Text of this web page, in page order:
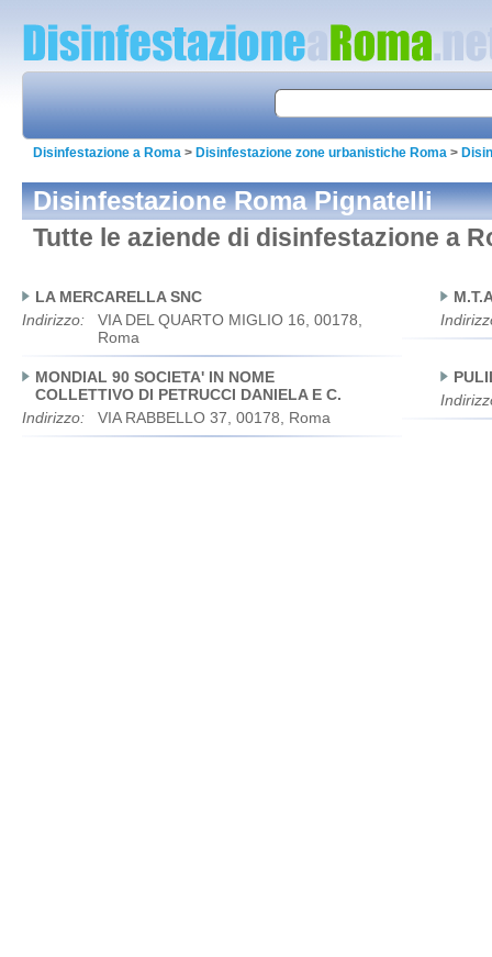
Disinfestazione a Roma > Disinfestazione zone urbanistiche Roma >
Disinfestazione Roma Pignatelli
Tutte le aziende di disinfestazione a
LA MERCARELLA SNC
Indirizzo:
VIA DEL QUARTO MIGLIO 16, 00178,
Roma
MONDIAL 90 SOCIETA' IN NOME
COLLETTIVO DI PETRUCCI DANIELA E C.
Indirizzo:
VIA RABBELLO 37, 00178, Roma